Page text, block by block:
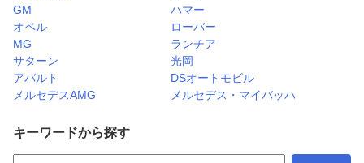
GM
ハマー
オペル
ローバー
MG
ランチア
サターン
光岡
アバルト
DSオートモビル
メルセデスAMG
メルセデス・マイバッハ
キーワードから探す